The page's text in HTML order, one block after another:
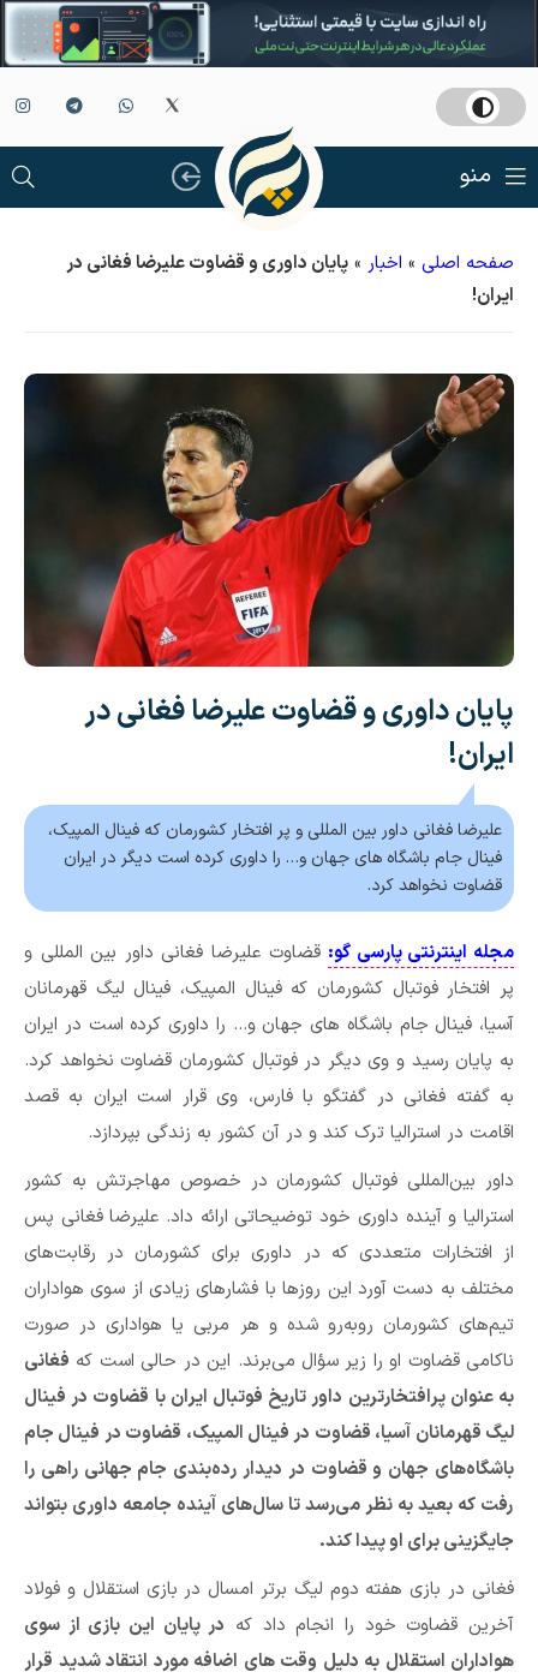
منو
صفحه اصلی » اخبار » پایان داوری و قضاوت علیرضا فغانی در
ایران!
پایان داوری و قضاوت علیرضا فغانی در
ایران!
علیرضا فغانی داور بین المللی و پر افتخار کشورمان که فینال المپیک،
فینال جام باشگاه های جهان و… را داوری کرده است دیگر در ایران
قضاوت نخواهد کرد.
مجله اینترنتی پارسی گو: قضاوت علیرضا فغانی داور بین المللی و
پر افتخار فوتبال کشورمان که فینال المپیک، فینال لیگ قهرمانان
آسیا، فینال جام باشگاه های جهان و… را داوری کرده است در ایران
به پایان رسید و وی دیگر در فوتبال کشورمان قضاوت نخواهد کرد.
به گفته فغانی در گفتگو با فارس، وی قرار است ایران به قصد
اقامت در استرالیا ترک کند و در آن کشور به زندگی بپردازد.
داور بین‌المللی فوتبال کشورمان در خصوص مهاجرتش به کشور
استرالیا و آینده داوری خود توضیحاتی ارائه داد. علیرضا فغانی پس
از افتخارات متعددی که در داوری برای کشورمان در رقابت‌های
مختلف به دست آورد این روزها با فشارهای زیادی از سوی هواداران
تیم‌های کشورمان روبه‌رو شده و هر مربی یا هواداری در صورت
ناکامی قضاوت او را زیر سؤال می‌برند. این در حالی است که فغانی
به عنوان پرافتخارترین داور تاریخ فوتبال ایران با قضاوت در فینال
لیگ قهرمانان آسیا، قضاوت در فینال المپیک، قضاوت در فینال جام
باشگاه‌های جهان و قضاوت در دیدار رده‌بندی جام جهانی راهی را
رفت که بعید به نظر می‌رسد تا سال‌های آینده جامعه داوری بتواند
جایگزینی برای او پیدا کند.
فغانی در بازی هفته دوم لیگ برتر امسال در بازی استقلال و فولاد
آخرین قضاوت خود را انجام داد که در پایان این بازی از سوی
هواداران استقلال به دلیل وقت های اضافه مورد انتقاد شدید قرار